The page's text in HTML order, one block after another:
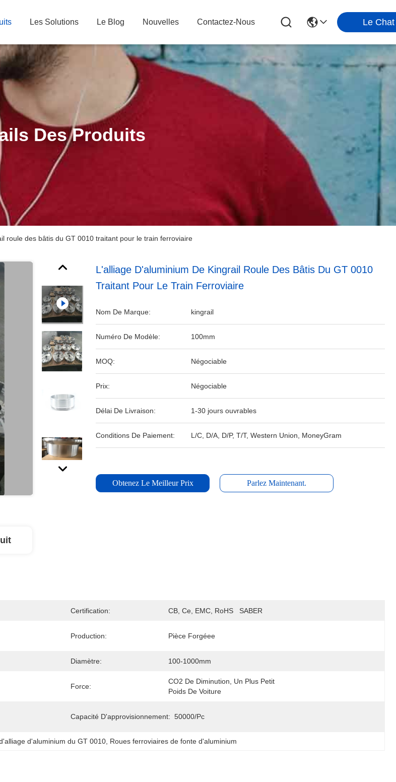
Les Solutions Le Blog Nouvelles Contactez-Nous Le Chat
Des Produits
roule des bâtis du GT 0010 traitant pour le train ferroviaire
L'alliage D'aluminium De Kingrail Roule Des Bâtis Du GT 0010
Traitant Pour Le Train Ferroviaire
Nom De Marque: kingrail
Numéro De Modèle: 100mm
MOQ: Négociable
Prix: Négociable
Délai De Livraison: 1-30 jours ouvrables
Conditions De Paiement: L/C, D/A, D/P, T/T, Western Union, MoneyGram
Obtenez Le Meilleur Prix Parlez Maintenant.
Certification: CB, Ce, EMC, RoHS   SABER
Production: Pièce Forgéee
Diamètre: 100-1000mm
Force:
CO2 De Diminution, Un Plus Petit
Poids De Voiture
Capacité D'approvisionnement: 50000/pc
d'aluminium du GT 0010 Roues ferroviaires de fonte d'aluminium